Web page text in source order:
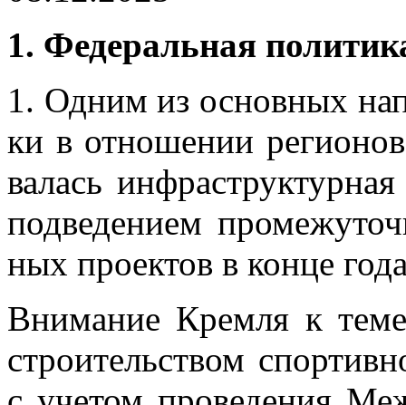
1. Фе­де­раль­ная
1. Од­ним из ос­нов­ных
ки в от­но­ше­нии
ва­лась
под­ве­де­ни­ем
ных про­ек­тов в кон­це
Вни­ма­ние Крем­ля к
стро­и­тель­ством